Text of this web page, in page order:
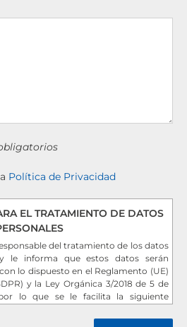
Política de Privacidad
EL TRATAMIENTO DE DATOS
del tratamiento de los datos
le informa que estos datos serán
lo dispuesto en el Reglamento (UE)
y la Ley Orgánica 3/2018 de 5 de
por lo que se le facilita la siguiente